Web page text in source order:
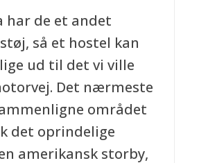
har de et andet
så et hostel kan
ud til det vi ville
Det nærmeste
området
det oprindelige
amerikansk storby,